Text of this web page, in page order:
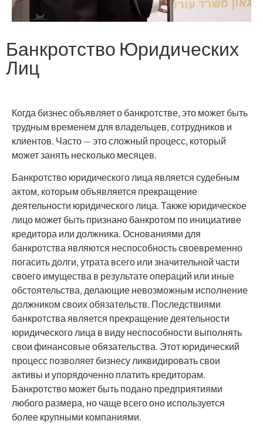
Банкротство Юридических
Лиц
Когда бизнес объявляет о банкротстве, это может быть
трудным временем для владельцев, сотрудников и
клиентов. Часто — это сложный процесс, который
может занять несколько месяцев.
Банкротство юридического лица является судебным
актом, которым объявляется прекращение
деятельности юридического лица. Также юридическое
лицо может быть признано банкротом по инициативе
кредитора или должника. Основаниями для
банкротства являются неспособность своевременно
погасить долги, утрата всего или значительной части
своего имущества в результате операций или иные
обстоятельства, делающие невозможным исполнение
должником своих обязательств. Последствиями
банкротства является прекращение деятельности
юридического лица в виду неспособности выполнять
свои финансовые обязательства. Этот юридический
процесс позволяет бизнесу ликвидировать свои
активы и упорядоченно платить кредиторам.
Банкротство может быть подано предприятиями
любого размера, но чаще всего оно используется
более крупными компаниями.